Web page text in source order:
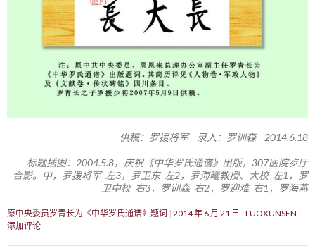
供稿：罗援将军 录入：罗训森 2014.6.18
标题插图：2004.5.8，庆祝《中华罗氏通谱》出版，307医院歺厅
合影。中，罗援将军 左3，罗卫东 左2，罗海曦教授、大校 左1，罗
卫中校 右3，罗训森 右2，罗迎难 右1，罗海燕
原中央委员罗青长为《中华罗氏通谱》题词 2014 年 6 月 21 日
LUOXUNSEN
添加评论